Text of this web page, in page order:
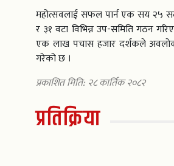
महोत्सवलाई सफल पार्न एक सय २५
र ३१ वटा विभिन्न उप-समिति गठन
एक लाख पचास हजार दर्शकले
गरेको छ ।
प्रकाशित मिति: २८ कार्तिक २०८२
प्रतिक्रिया